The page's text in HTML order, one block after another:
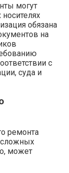
могут
обязана
на
с
суда и
ремонта
сложных
может